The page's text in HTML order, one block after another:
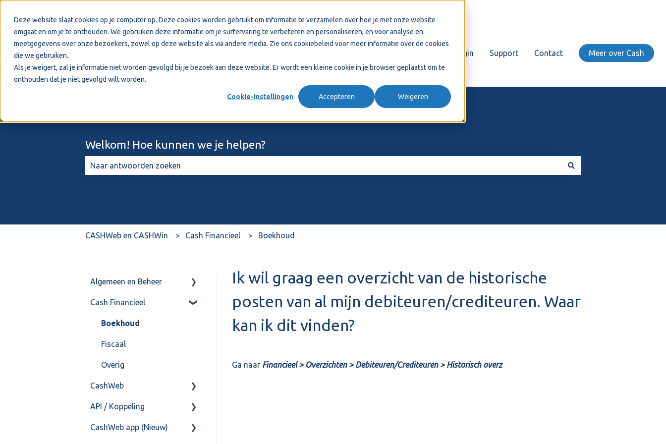
Deze website slaat cookies op je computer op. Deze cookies worden gebruikt om informatie te verzamelen over hoe je met onze website
omgaat en om je te onthouden. We gebruiken deze informatie om je surfervaring te verbeteren en personaliseren, en voor analyse en
meetgegevens over onze bezoekers, zowel op deze website als via andere media. Zie ons cookiebeleid voor meer informatie over de cookies
die we gebruiken.
Als je weigert, zal je informatie niet worden gevolgd bij je bezoek aan deze website. Er wordt een kleine cookie in je browser geplaatst om te
onthouden dat je niet gevolgd wilt worden.
Cookie-instellingen Accepteren Weigeren
Login Support Contact Meer over Cash
Welkom! Hoe kunnen we je helpen?
CASHWeb en CASHWin Cash Financieel Boekhoud
Ik wil graag een overzicht van de historische
posten van al mijn debiteuren/crediteuren. Waar
kan ik dit vinden?
Ga naar Financieel > Overzichten > Debiteuren/Crediteuren > Historisch overz
Algemeen en Beheer
Bank(koppeling)
Import/Export
Postbus
Training & Consultancy
Overig
Cash Financieel
Boekhoud
Fiscaal
Overig
CashWeb
CashHero Layout
Mailen vanuit CASHWeb
API / Koppeling
Algemeen
CashWeb app (Nieuw)